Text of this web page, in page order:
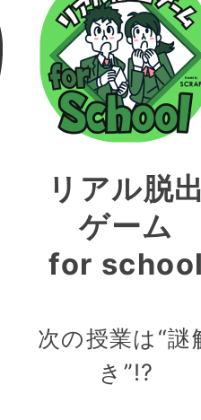
リアル脱
ゲーム
for
次の授業は“謎
き”!?